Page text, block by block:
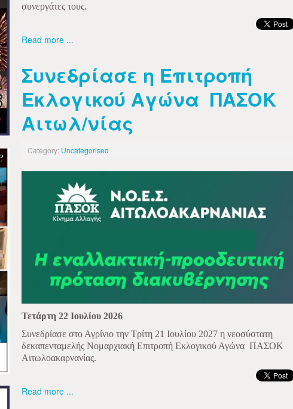
συνεργάτες τους.
Read more ...
Συνεδρίασε η Επιτροπή
Εκλογικού Αγώνα ΠΑΣΟΚ
Αιτωλ/νίας
Category: Uncategorised
Τετάρτη 22 Ιουλίου 2026
Συνεδρίασε στο Αγρίνιο την Τρίτη 21 Ιουλίου 2027 η νεοσύστατη
δεκαπενταμελής Νομαρχιακή Επιτροπή Εκλογικού Αγώνα ΠΑΣΟΚ
Αιτωλοακαρνανίας.
Read more ...